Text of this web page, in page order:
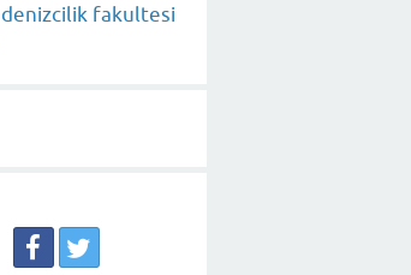
denizcilik fakultesi